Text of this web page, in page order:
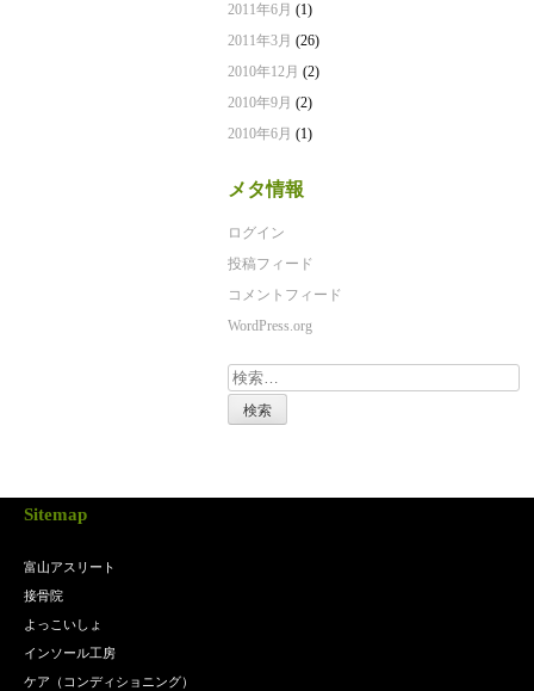
2011年6月 (1)
2011年3月 (26)
2010年12月 (2)
2010年9月 (2)
2010年6月 (1)
メタ情報
ログイン
投稿フィード
コメントフィード
WordPress.org
検
索:
Sitemap
富山アスリート
接骨院
よっこいしょ
インソール工房
ケア（コンディショニング）